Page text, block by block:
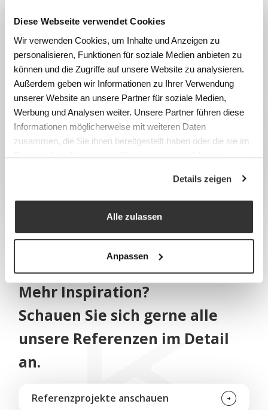
Diese Webseite verwendet Cookies
Wir verwenden Cookies, um Inhalte und Anzeigen zu
personalisieren, Funktionen für soziale Medien anbieten zu
können und die Zugriffe auf unsere Website zu analysieren.
Außerdem geben wir Informationen zu Ihrer Verwendung
unserer Website an unsere Partner für soziale Medien,
Werbung und Analysen weiter. Unsere Partner führen diese
Informationen möglicherweise mit weiteren Daten
zusammen, die Sie ihnen bereitgestellt haben oder die sie im
Rahmen Ihrer Nutzung der Dienste gesammelt haben.
Details zeigen
Alle zulassen
Anpassen
REFERENZEN
Mehr Inspiration?
Schauen Sie sich gerne alle
unsere Referenzen im Detail
an.
Referenzprojekte anschauen